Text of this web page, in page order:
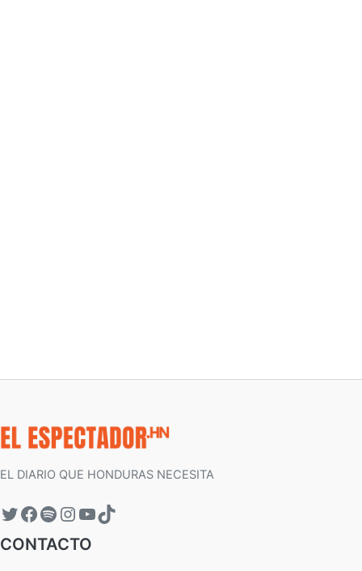
EL DIARIO QUE HONDURAS NECESITA
CONTACTO